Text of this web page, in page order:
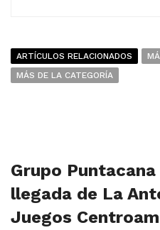
ARTÍCULOS RELACIONADOS
MÁS DE LA CATEGORÍA
Grupo
llegada de La
Juegos